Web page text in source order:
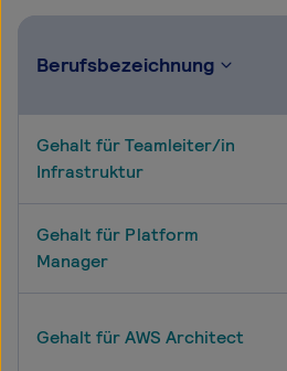
Berufsbezeichnung
Gehalt für Teamleiter/in
Infrastruktur
Gehalt für Platform
Manager
Gehalt für AWS Architect